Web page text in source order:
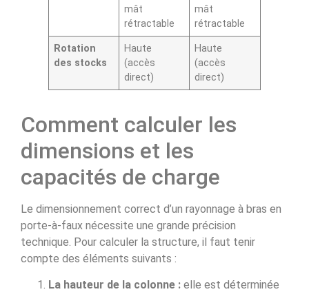
mât
rétractable
mât
rétractable
Rotation
des stocks
Haute
(accès
direct)
Haute
(accès
direct)
Comment calculer les
dimensions et les
capacités de charge
Le dimensionnement correct d’un rayonnage à bras en
porte-à-faux nécessite une grande précision
technique. Pour calculer la structure, il faut tenir
compte des éléments suivants :
La hauteur de la colonne : elle est déterminée